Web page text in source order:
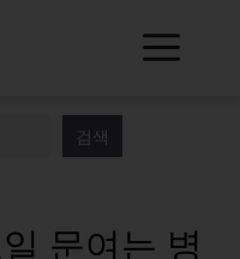
검색
문여는 병